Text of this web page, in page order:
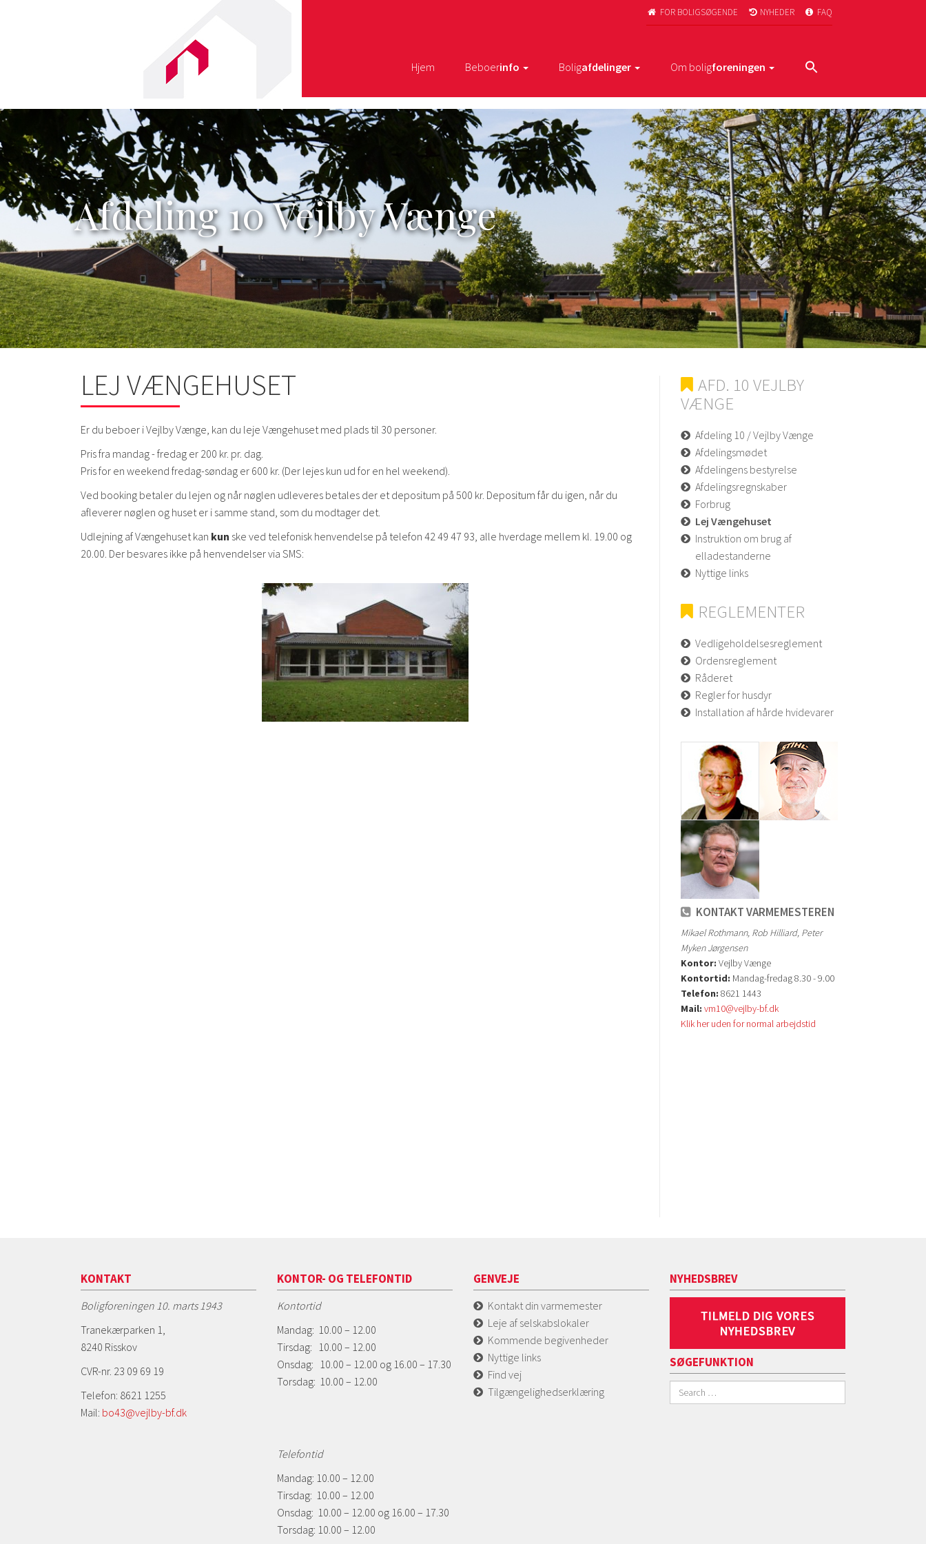
 FOR BOLIGSØGENDE  NYHEDER  FAQ
Hjem Beboerinfo Boligafdelinger Om boligforeningen
Afdeling 10 Vejlby Vænge
LEJ VÆNGEHUSET
Er du beboer i Vejlby Vænge, kan du leje Vængehuset med plads til 30 personer.
Pris fra mandag - fredag er 200 kr. pr. dag.
Pris for en weekend fredag-søndag er 600 kr. (Der lejes kun ud for en hel weekend).
Ved booking betaler du lejen og når nøglen udleveres betales der et depositum på 500 kr. Depositum får du igen, når du
afleverer nøglen og huset er i samme stand, som du modtager det.
Udlejning af Vængehuset kan kun ske ved telefonisk henvendelse på telefon 42 49 47 93, alle hverdage mellem kl. 19.00 og
20.00. Der besvares ikke på henvendelser via SMS:
AFD. 10 VEJLBY
VÆNGE
Afdeling 10 / Vejlby Vænge
Afdelingsmødet
Afdelingens bestyrelse
Afdelingsregnskaber
Forbrug
Lej Vængehuset
Instruktion om brug af
elladestanderne
Nyttige links
REGLEMENTER
Vedligeholdelsesreglement
Ordensreglement
Råderet
Regler for husdyr
Installation af hårde hvidevarer
KONTAKT VARMEMESTEREN
Mikael Rothmann, Rob Hilliard, Peter
Myken Jørgensen
Kontor: Vejlby Vænge
Kontortid: Mandag-fredag 8.30 - 9.00
Telefon: 8621 1443
Mail: vm10@vejlby-bf.dk
Klik her uden for normal arbejdstid
KONTAKT
Boligforeningen 10. marts 1943
Tranekærparken 1,
8240 Risskov
CVR-nr. 23 09 69 19
Telefon: 8621 1255
Mail: bo43@vejlby-bf.dk
KONTOR- OG TELEFONTID
Kontortid
Mandag: 10.00 – 12.00
Tirsdag: 10.00 – 12.00
Onsdag: 10.00 – 12.00 og 16.00 – 17.30
Torsdag: 10.00 – 12.00
Telefontid
Mandag: 10.00 – 12.00
Tirsdag: 10.00 – 12.00
Onsdag: 10.00 – 12.00 og 16.00 – 17.30
Torsdag: 10.00 – 12.00
GENVEJE
Kontakt din varmemester
Leje af selskabslokaler
Kommende begivenheder
Nyttige links
Find vej
Tilgængelighedserklæring
NYHEDSBREV
SØGEFUNKTION